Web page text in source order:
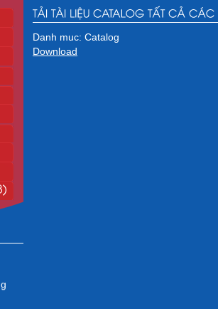
Danh muc: Catalog
Download